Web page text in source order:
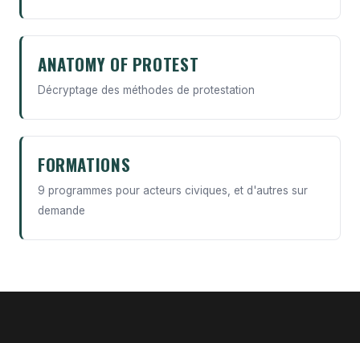
ANATOMY OF PROTEST
Décryptage des méthodes de protestation
FORMATIONS
9 programmes pour acteurs civiques, et d'autres sur
demande